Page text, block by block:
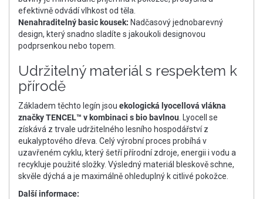
efektivně odvádí vlhkost od těla.
Nenahraditelný basic kousek: Nadčasový jednobarevný
design, který snadno sladíte s jakoukoli designovou
podprsenkou nebo topem.
Udržitelný materiál s respektem k
přírodě
Základem těchto legín jsou ekologická lyocellová vlákna
značky TENCEL™ v kombinaci s bio bavlnou . Lyocell se
získává z trvale udržitelného lesního hospodářství z
eukalyptového dřeva. Celý výrobní proces probíhá v
uzavřeném cyklu, který šetří přírodní zdroje, energii i vodu a
recykluje použité složky. Výsledný materiál bleskově schne,
skvěle dýchá a je maximálně ohleduplný k citlivé pokožce.
Další informace: